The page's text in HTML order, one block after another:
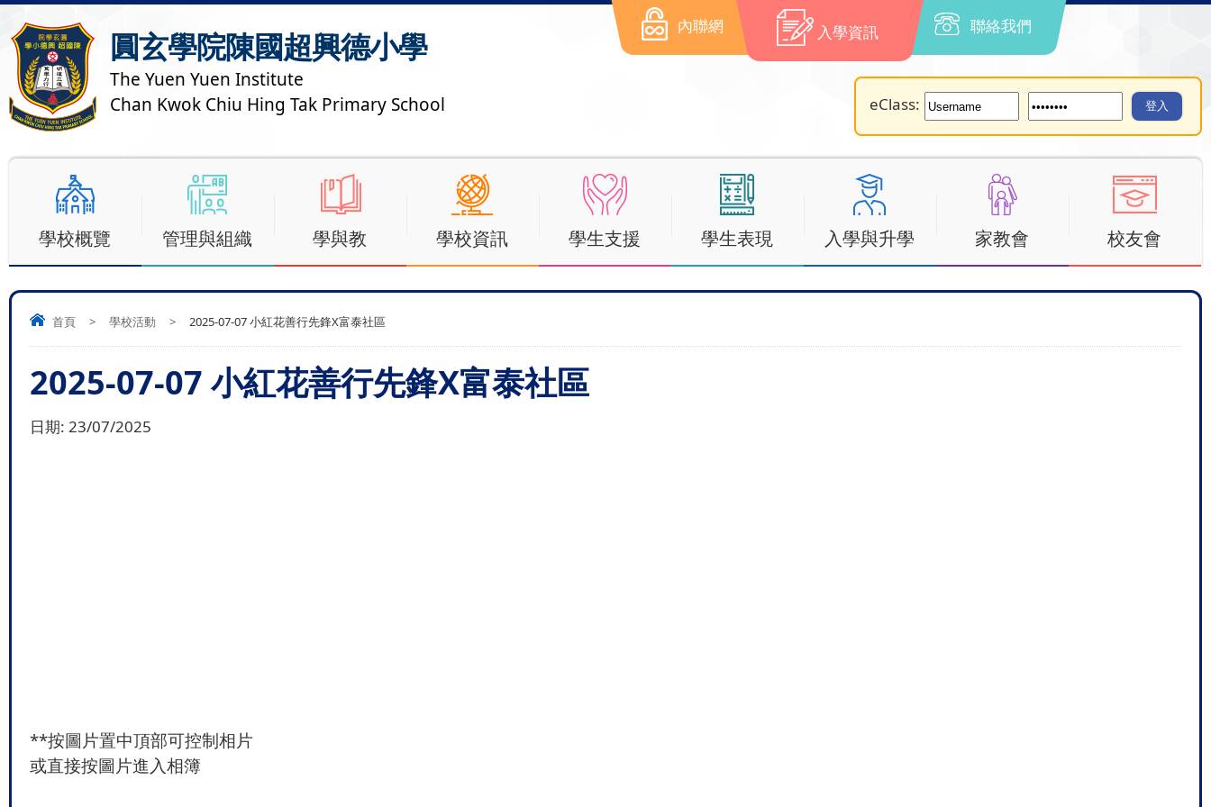
圓玄學院陳國超興德小學
The Yuen Yuen Institute
Chan Kwok Chiu Hing Tak Primary School
內聯網 入學資訊 聯絡我們
eClass:
學校概覽 管理與組織 學與教 學校資訊 學生支援 學生表現 入學與升學 家教會 校友會
首頁 > 學校活動 > 2025-07-07 小紅花善行先鋒X富泰社區
2025-07-07 小紅花善行先鋒X富泰社區
日期: 23/07/2025
**按圖片置中頂部可控制相片
或直接按圖片進入相簿